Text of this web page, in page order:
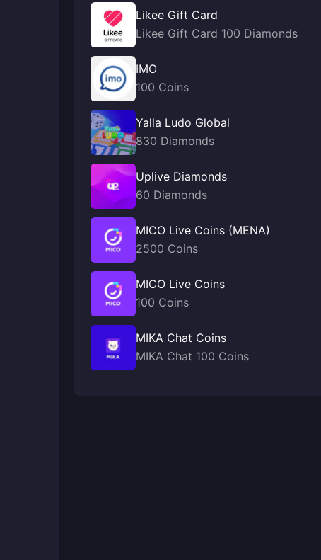
Likee Gift Card
Likee Gift Card 100 Diamonds
IMO
100 Coins
Yalla Ludo Global
830 Diamonds
Uplive Diamonds
60 Diamonds
MICO Live Coins (MENA)
2500 Coins
MICO Live Coins
100 Coins
MIKA Chat Coins
MIKA Chat 100 Coins